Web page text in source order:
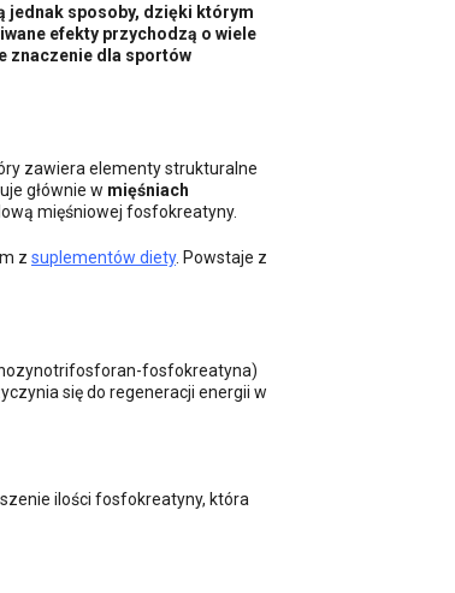
jednak sposoby, dzięki którym
efekty przychodzą o wiele
znaczenie dla sportów
zawiera elementy strukturalne
głównie w mięśniach
mięśniowej fosfokreatyny.
z suplementów diety. Powstaje z
fosfokreatyna)
się do regeneracji energii w
ilości fosfokreatyny, która